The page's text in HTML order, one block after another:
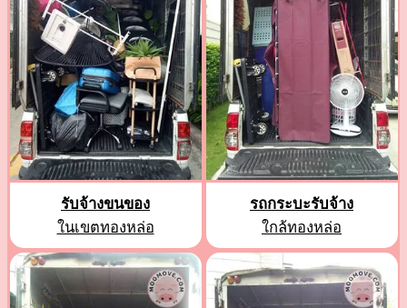
รับจ้างขนของ
ในเขตทองหล่อ
รถกระบะรับจ้าง
ใกล้ทองหล่อ